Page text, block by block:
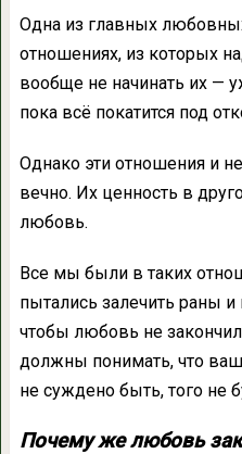
Одна из главных
отношениях, из которых
вообще не начинать их —
пока всё покатится под
Однако эти отношения и
вечно. Их ценность в
любовь.
Все мы были в таких
пытались залечить раны
чтобы любовь не
должны понимать, что
не суждено быть, того не
Почему же любовь